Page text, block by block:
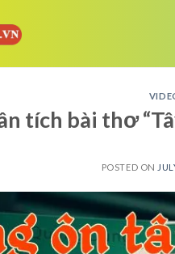
tích bài thơ
POSTED ON